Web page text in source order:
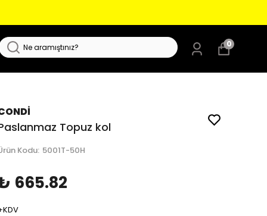
0
Topuz kol
Kodu: 5001T-50H
665.82